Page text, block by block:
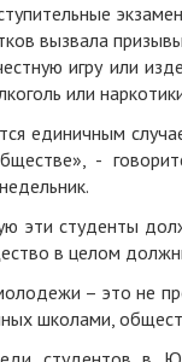
вызвала
игру или
или
единичным
-
эти студенты
в целом
– это не
школами,